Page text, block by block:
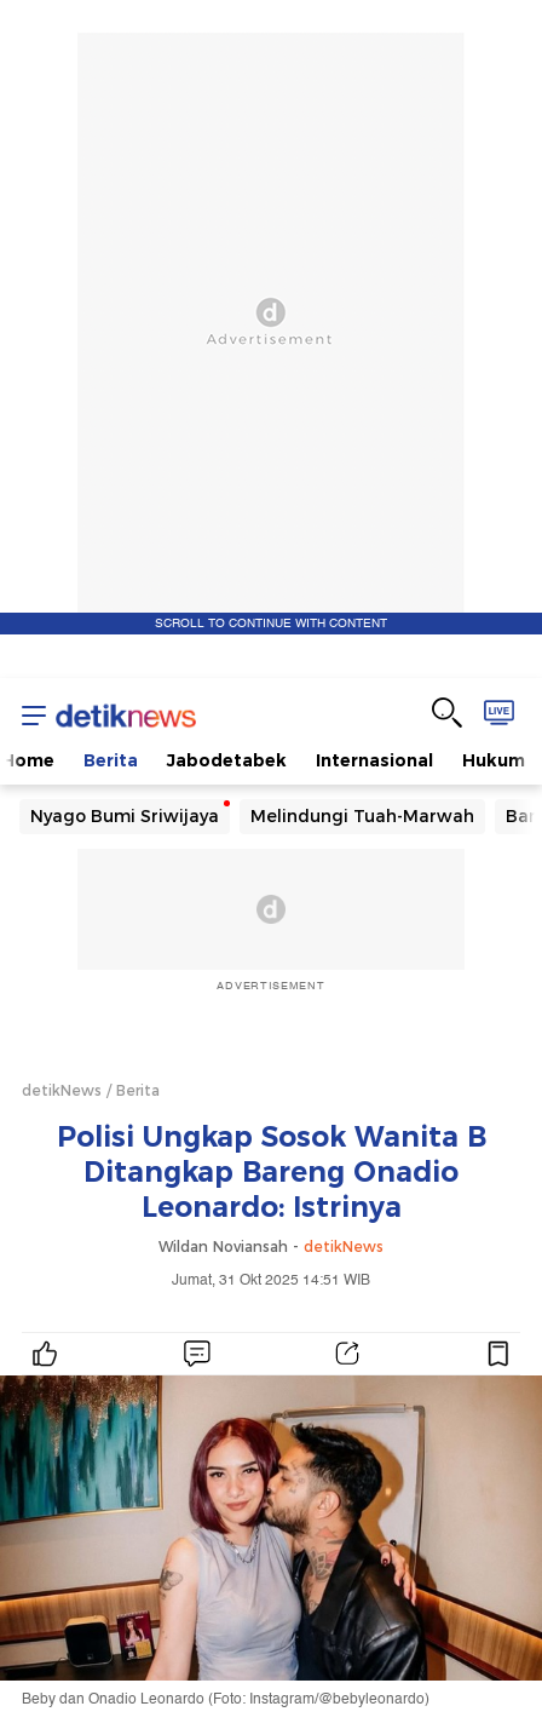
SCROLL TO CONTINUE WITH CONTENT
Home Berita Jabodetabek Internasional Hukum
Nyago Bumi Sriwijaya Melindungi Tuah-Marwah
ADVERTISEMENT
detikNews Berita
Polisi Ungkap Sosok Wanita B
Ditangkap Bareng Onadio
Leonardo: Istrinya
Wildan Noviansah - detikNews
Jumat, 31 Okt 2025 14:51 WIB
Beby dan Onadio Leonardo (Foto: Instagram/@bebyleonardo)